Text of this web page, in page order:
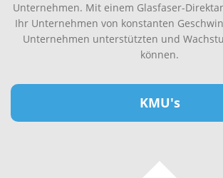
Unternehmen. Mit einem Glasfaser-
Ihr Unternehmen von konstanten
Unternehmen unterstützten und
können.
KMU's